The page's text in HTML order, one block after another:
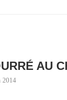
AU
2014